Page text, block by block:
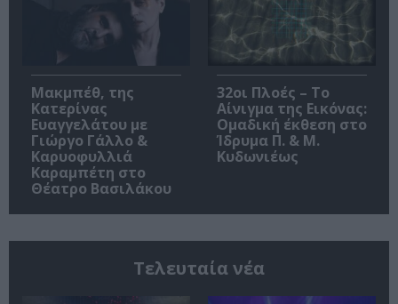
Μακμπέθ, της
Κατερίνας
Ευαγγελάτου με
Γιώργο Γάλλο &
Καρυοφυλλιά
Καραμπέτη στο
Θέατρο Βασιλάκου
32οι Πλοές – Το
Αίνιγμα της Εικόνας:
Ομαδική έκθεση στο
Ίδρυμα Π. & Μ.
Κυδωνιέως
Τελευταία νέα